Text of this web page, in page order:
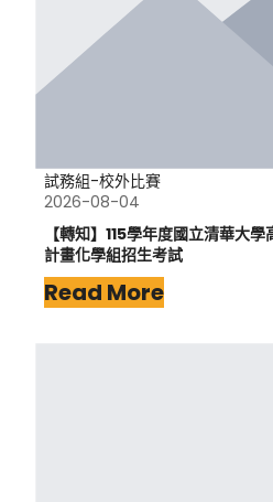
試務組-校外比賽
2026-08-04
【轉知】115學年度國立清華大
計畫化學組招生考試
Read More